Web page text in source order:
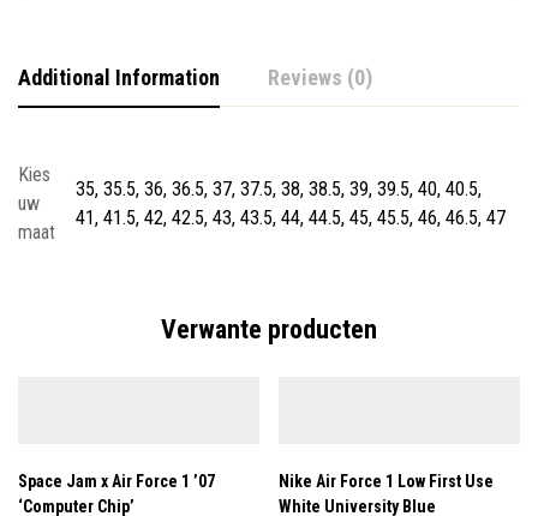
Additional Information Reviews (0)
Kies
uw
maat
35, 35.5, 36, 36.5, 37, 37.5, 38, 38.5, 39, 39.5, 40, 40.5,
41, 41.5, 42, 42.5, 43, 43.5, 44, 44.5, 45, 45.5, 46, 46.5, 47
Verwante producten
Space Jam x Air Force 1 ’07
‘Computer Chip’
Nike Air Force 1 Low First Use
White University Blue